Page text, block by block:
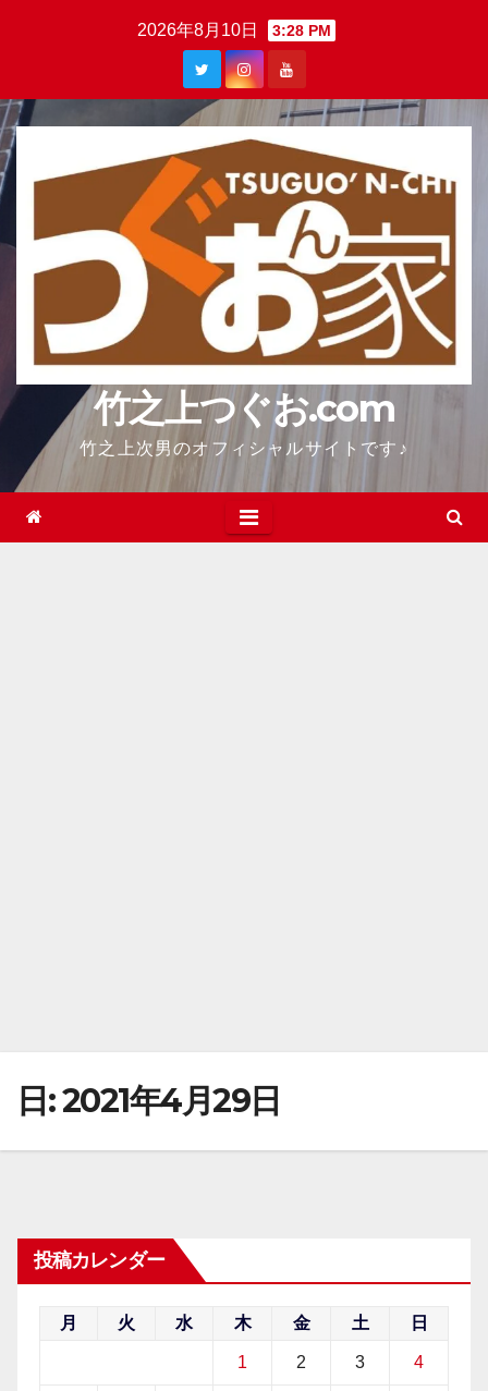
2026年8月10日 3:28 PM
竹之上つぐお.com
竹之上次男のオフィシャルサイトです♪
日:2021年4月29日
投稿カレンダー
月 火 水 木 金 土 日
1 2 3 4